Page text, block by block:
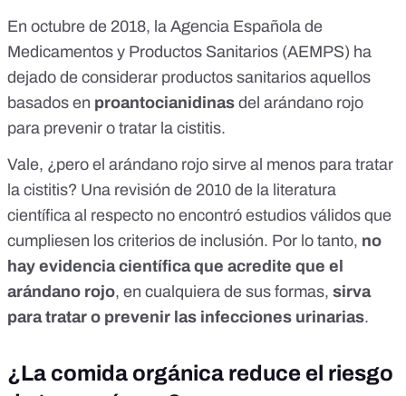
En octubre de 2018, la Agencia Española de
Medicamentos y Productos Sanitarios (AEMPS) ha
dejado de considerar productos sanitarios aquellos
basados en proantocianidinas del arándano rojo
para prevenir o tratar la cistitis.
Vale, ¿pero el arándano rojo sirve al menos para tratar
la cistitis? Una revisión de 2010 de la literatura
científica al respecto no encontró estudios válidos que
cumpliesen los criterios de inclusión. Por lo tanto, no
hay evidencia científica que acredite que el
arándano rojo, en cualquiera de sus formas, sirva
para tratar o prevenir las infecciones urinarias.
¿La comida orgánica reduce el riesgo